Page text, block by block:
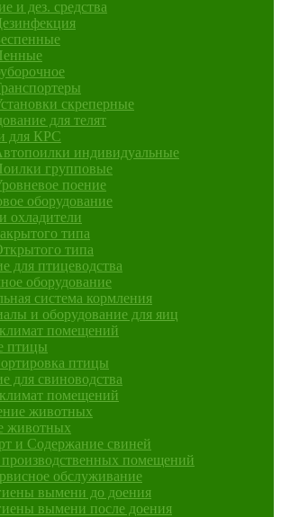
и дез. средства
скреперные
для телят
для КРС
индивидуальные
групповые
поение
оборудование
охладители
типа
типа
для птицеводства
оборудование
система кормления
и оборудование для яиц
помещений
птицы
птицы
для свиноводства
помещений
животных
животных
и Содержание свиней
помещений
обслуживание
вымени до доения
вымени после доения